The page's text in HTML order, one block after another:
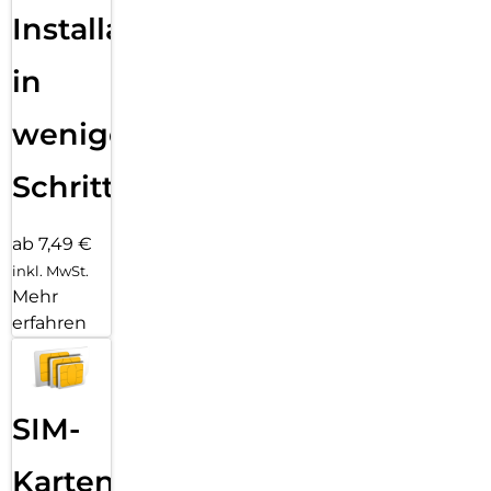
Installation
in
wenigen
Schritten
ab 7,49 €
inkl. MwSt.
Mehr
erfahren
SIM-
Karten